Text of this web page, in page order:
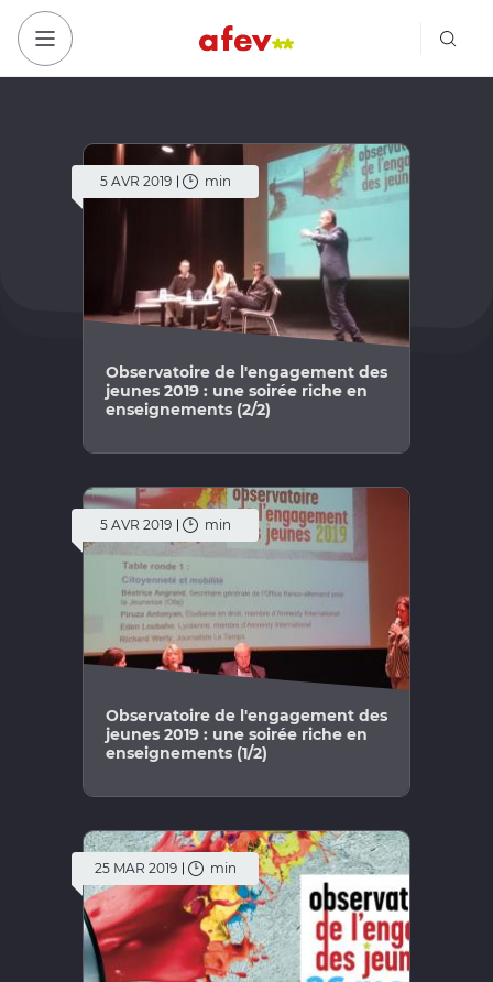
Bouton menu mobile
5 AVR 2019 min
Observatoire de l'engagement des
jeunes 2019 : une soirée riche en
enseignements (2/2)
5 AVR 2019 min
Observatoire de l'engagement des
jeunes 2019 : une soirée riche en
enseignements (1/2)
25 MAR 2019 min